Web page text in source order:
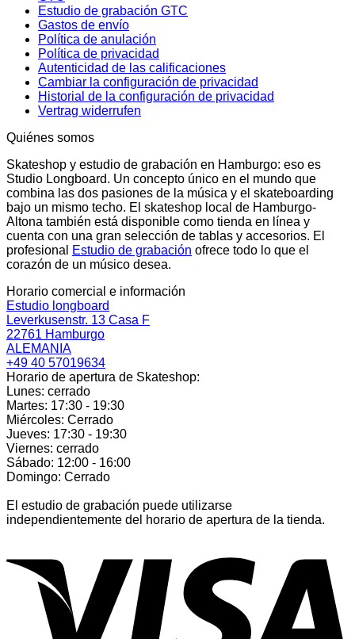
Estudio de grabación GTC
Gastos de envío
Política de anulación
Política de privacidad
Autenticidad de las calificaciones
Cambiar la configuración de privacidad
Historial de la configuración de privacidad
Vertrag widerrufen
Quiénes somos
Skateshop y estudio de grabación en Hamburgo: eso es
Studio Longboard. Un concepto único en el mundo que
combina las dos pasiones de la música y el skateboarding
bajo un mismo techo. El skateshop local de Hamburgo-
Altona también está disponible como tienda en línea y
cuenta con una gran selección de tablas y accesorios. El
profesional
Estudio de grabación ofrece todo lo que el
corazón de un músico desea.
Horario comercial e información
Estudio longboard
Leverkusenstr. 13 Casa F
22761 Hamburgo
ALEMANIA
+49 40 57019634
Horario de apertura de Skateshop:
Lunes: cerrado
Martes: 17:30 - 19:30
Miércoles: Cerrado
Jueves: 17:30 - 19:30
Viernes: cerrado
Sábado: 12:00 - 16:00
Domingo: Cerrado
El estudio de grabación puede utilizarse
independientemente del horario de apertura de la tienda.